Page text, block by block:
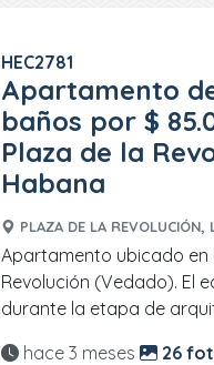
HEC2781
Apartamento
baños por $
Plaza de la
Habana
PLAZA DE LA REVOLUCIÓN,
Apartamento ubicado en
Revolución (Vedado). El
durante la etapa de
Actualizado:
hace 3 meses 26